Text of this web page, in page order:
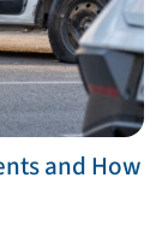
and How